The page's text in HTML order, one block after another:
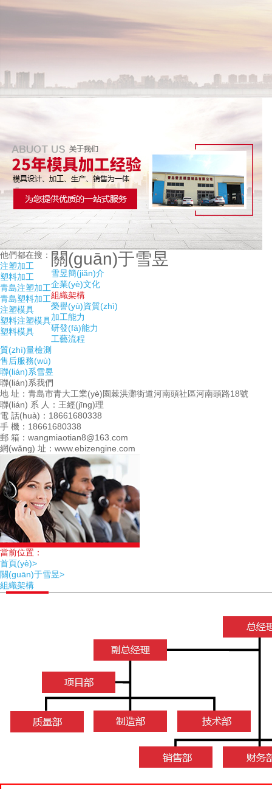
他們都在搜：
注塑加工
塑料加工
青島注塑加工
青島塑料加工
注塑模具
塑料注塑模具
塑料模具
關(guān)于雪昱
雪昱簡(jiǎn)介
企業(yè)文化
組織架構
榮譽(yù)資質(zhì)
加工能力
研發(fā)能力
工藝流程
質(zhì)量檢測
售后服務(wù)
聯(lián)系雪昱
聯(lián)系我們
地 址：青島市青大工業(yè)園棘洪灘街道河南頭社區河南頭路18號
聯(lián) 系 人：王經(jīng)理
電 話(huà)：18661680338
手 機：18661680338
郵 箱：wangmiaotian8@163.com
網(wǎng) 址：www.ebizengine.com
當前位置：
首頁(yè)>
關(guān)于雪昱>
組織架構